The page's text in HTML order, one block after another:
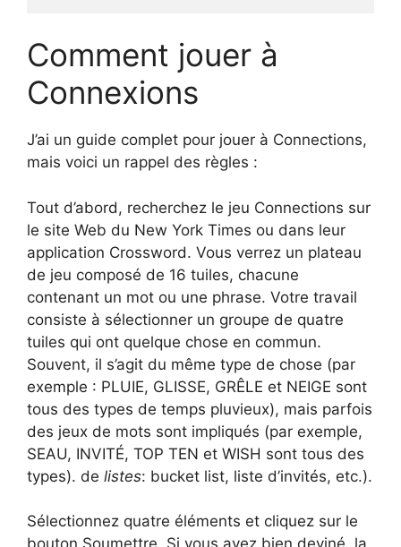
Comment jouer à
Connexions
J’ai un guide complet pour jouer à Connections,
mais voici un rappel des règles :
Tout d’abord, recherchez le jeu Connections sur
le site Web du New York Times ou dans leur
application Crossword. Vous verrez un plateau
de jeu composé de 16 tuiles, chacune
contenant un mot ou une phrase. Votre travail
consiste à sélectionner un groupe de quatre
tuiles qui ont quelque chose en commun.
Souvent, il s’agit du même type de chose (par
exemple : PLUIE, GLISSE, GRÊLE et NEIGE sont
tous des types de temps pluvieux), mais parfois
des jeux de mots sont impliqués (par exemple,
SEAU, INVITÉ, TOP TEN et WISH sont tous des
types). de listes: bucket list, liste d’invités, etc.).
Sélectionnez quatre éléments et cliquez sur le